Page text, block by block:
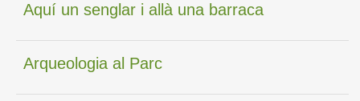
Aquí un senglar i allà una barraca
Arqueologia al Parc